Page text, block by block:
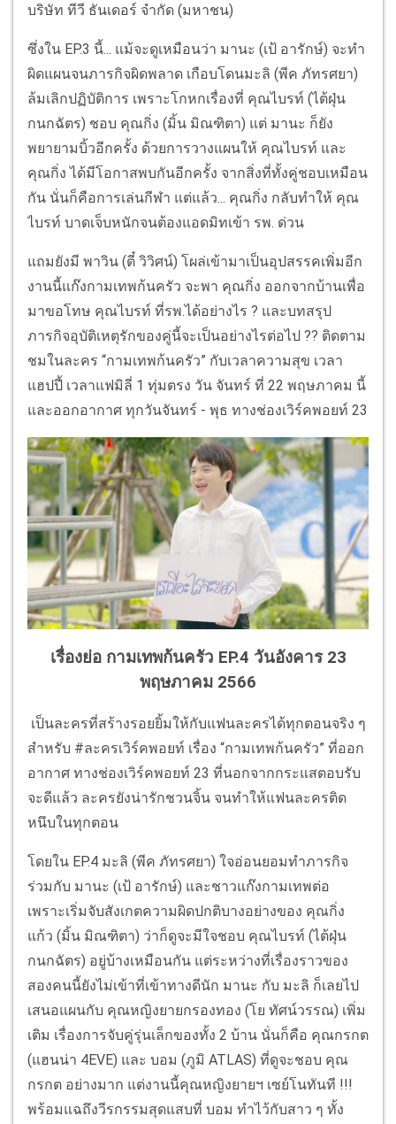
บริษัท ทีวี ธันเดอร์ จำกัด (มหาชน)
ซึ่งใน EP.3 นี้... แม้จะดูเหมือนว่า มานะ (เป้ อารักษ์) จะทำ
ผิดแผนจนภารกิจผิดพลาด เกือบโดนมะลิ (พีค ภัทรศยา)
ล้มเลิกปฏิบัติการ เพราะโกหกเรื่องที่ คุณไบรท์ (ไต้ฝุ่น
กนกฉัตร) ชอบ คุณกิ่ง (มิ้น มิณฑิตา) แต่ มานะ ก็ยัง
พยายามบิ้วอีกครั้ง ด้วยการวางแผนให้ คุณไบรท์ และ
คุณกิ่ง ได้มีโอกาสพบกันอีกครั้ง จากสิ่งที่ทั้งคู่ชอบเหมือน
กัน นั่นก็คือการเล่นกีฬา แต่แล้ว... คุณกิ่ง กลับทำให้ คุณ
ไบรท์ บาดเจ็บหนักจนต้องแอดมิทเข้า รพ. ด่วน
แถมยังมี พาวิน (ตี๋ วิวิศน์) โผล่เข้ามาเป็นอุปสรรคเพิ่มอีก
งานนี้แก๊งกามเทพก้นครัว จะพา คุณกิ่ง ออกจากบ้านเพื่อ
มาขอโทษ คุณไบรท์ ที่รพ.ได้อย่างไร ? และบทสรุป
ภารกิจอุบัติเหตุรักของคู่นี้จะเป็นอย่างไรต่อไป ?? ติดตาม
ชมในละคร “กามเทพก้นครัว” กับเวลาความสุข เวลา
แฮปปี้ เวลาแฟมิลี่ 1 ทุ่มตรง วัน จันทร์ ที่ 22 พฤษภาคม นี้
และออกอากาศ ทุกวันจันทร์ - พุธ ทางช่องเวิร์คพอยท์ 23
เรื่องย่อ กามเทพก้นครัว EP.4 วันอังคาร 23
พฤษภาคม 2566
เป็นละครที่สร้างรอยยิ้มให้กับแฟนละครได้ทุกตอนจริง ๆ
สำหรับ #ละครเวิร์คพอยท์ เรื่อง “กามเทพก้นครัว” ที่ออก
อากาศ ทางช่องเวิร์คพอยท์ 23 ที่นอกจากกระแสตอบรับ
จะดีแล้ว ละครยังน่ารักชวนจิ้น จนทำให้แฟนละครติด
หนึบในทุกตอน
โดยใน EP.4 มะลิ (พีค ภัทรศยา) ใจอ่อนยอมทำภารกิจ
ร่วมกับ มานะ (เป้ อารักษ์) และชาวแก๊งกามเทพต่อ
เพราะเริ่มจับสังเกตความผิดปกติบางอย่างของ คุณกิ่ง
แก้ว (มิ้น มิณฑิตา) ว่าก็ดูจะมีใจชอบ คุณไบรท์ (ไต้ฝุ่น
กนกฉัตร) อยู่บ้างเหมือนกัน แต่ระหว่างที่เรื่องราวของ
สองคนนี้ยังไม่เข้าที่เข้าทางดีนัก มานะ กับ มะลิ ก็เลยไป
เสนอแผนกับ คุณหญิงยายกรองทอง (โย ทัศน์วรรณ) เพิ่ม
เติม เรื่องการจับคู่รุ่นเล็กของทั้ง 2 บ้าน นั่นก็คือ คุณกรกต
(แฮนน่า 4EVE) และ บอม (ภูมิ ATLAS) ที่ดูจะชอบ คุณ
กรกต อย่างมาก แต่งานนี้คุณหญิงยายฯ เซย์โนทันที !!!
พร้อมแฉถึงวีรกรรมสุดแสบที่ บอม ทำไว้กับสาว ๆ ทั้ง